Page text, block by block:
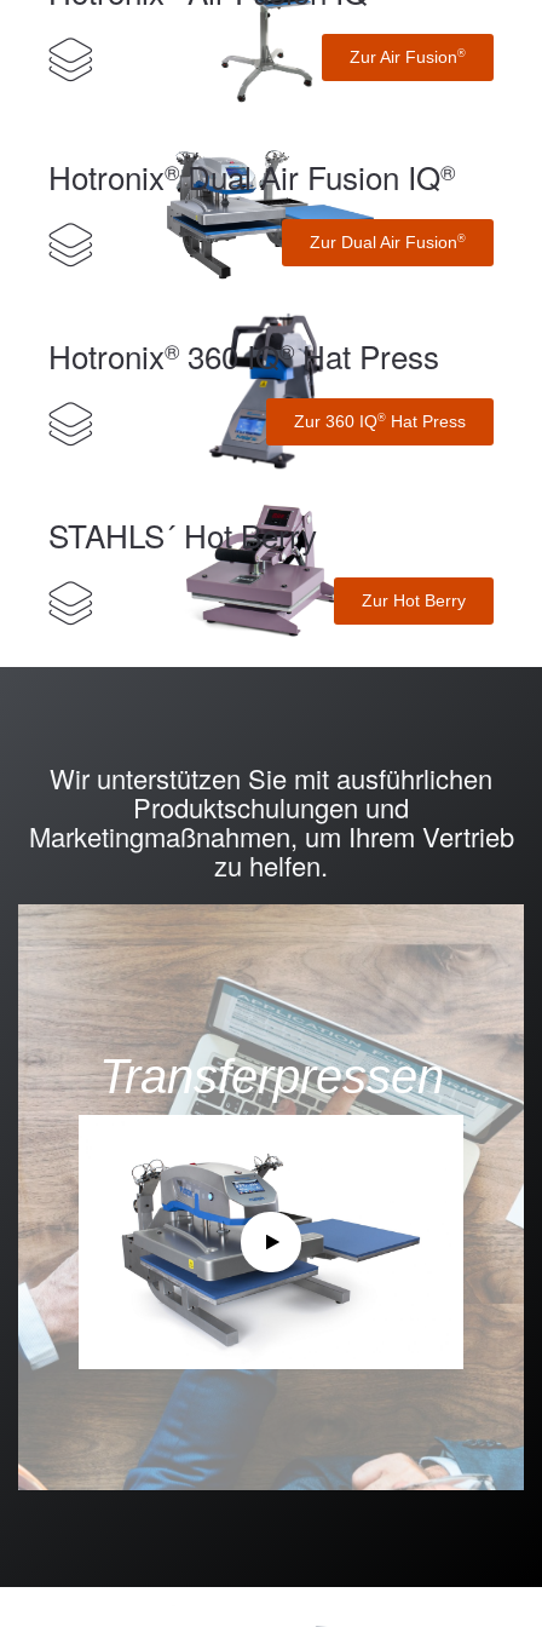
Zur Air Fusion®
Hotronix®Dual Air Fusion IQ®
Zur Dual Air Fusion®
Hotronix® 360 IQ®Hat Press
Zur 360 IQ® Hat Press
STAHLS´ Hot Berry
Zur Hot Berry
Wir unterstützen Sie mit ausführlichen
Produktschulungen und
Marketingmaßnahmen, um Ihrem Vertrieb
zu helfen.
Transferpressen